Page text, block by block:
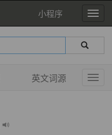
小程序
英文词源